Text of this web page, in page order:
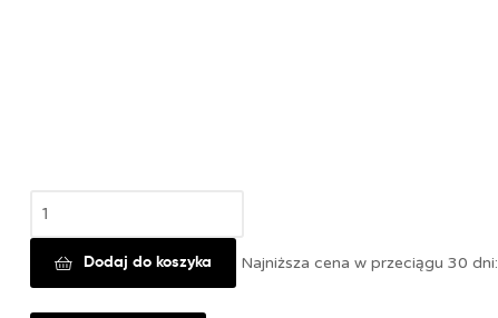
Dodaj do koszyka Najniższa cena w przeciągu 30 dni: